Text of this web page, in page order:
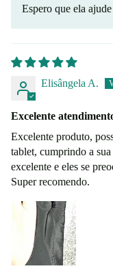
Espero que ela
Elisângela A.
Excelente
Excelente produto,
tablet, cumprindo a
excelente e eles se
Super recomendo.